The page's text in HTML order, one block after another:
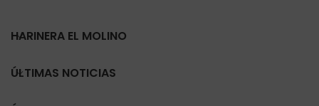
HARINERA EL MOLINO
ÚLTIMAS NOTICIAS